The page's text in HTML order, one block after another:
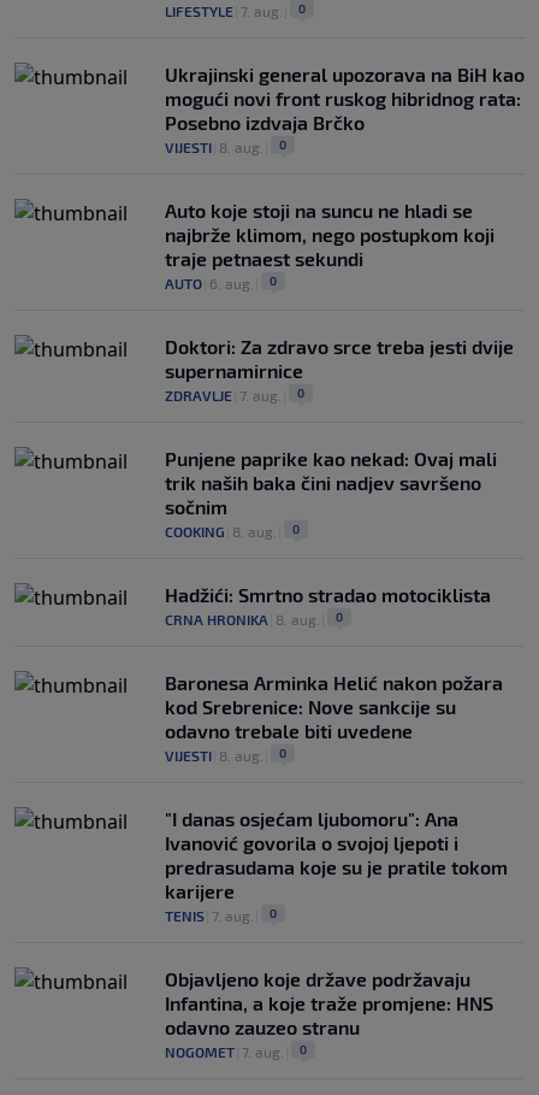
LIFESTYLE 7. aug. 0
Ukrajinski general upozorava na BiH kao
mogući novi front ruskog hibridnog rata:
Posebno izdvaja Brčko
VIJESTI 8. aug. 0
Auto koje stoji na suncu ne hladi se
najbrže klimom, nego postupkom koji
traje petnaest sekundi
AUTO 6. aug. 0
Doktori: Za zdravo srce treba jesti dvije
supernamirnice
ZDRAVLJE 7. aug. 0
Punjene paprike kao nekad: Ovaj mali
trik naših baka čini nadjev savršeno
sočnim
COOKING 8. aug. 0
Hadžići: Smrtno stradao motociklista
CRNA HRONIKA 8. aug. 0
Baronesa Arminka Helić nakon požara
kod Srebrenice: Nove sankcije su
odavno trebale biti uvedene
VIJESTI 8. aug. 0
"I danas osjećam ljubomoru": Ana
Ivanović govorila o svojoj ljepoti i
predrasudama koje su je pratile tokom
karijere
TENIS 7. aug. 0
Objavljeno koje države podržavaju
Infantina, a koje traže promjene: HNS
odavno zauzeo stranu
NOGOMET 7. aug. 0